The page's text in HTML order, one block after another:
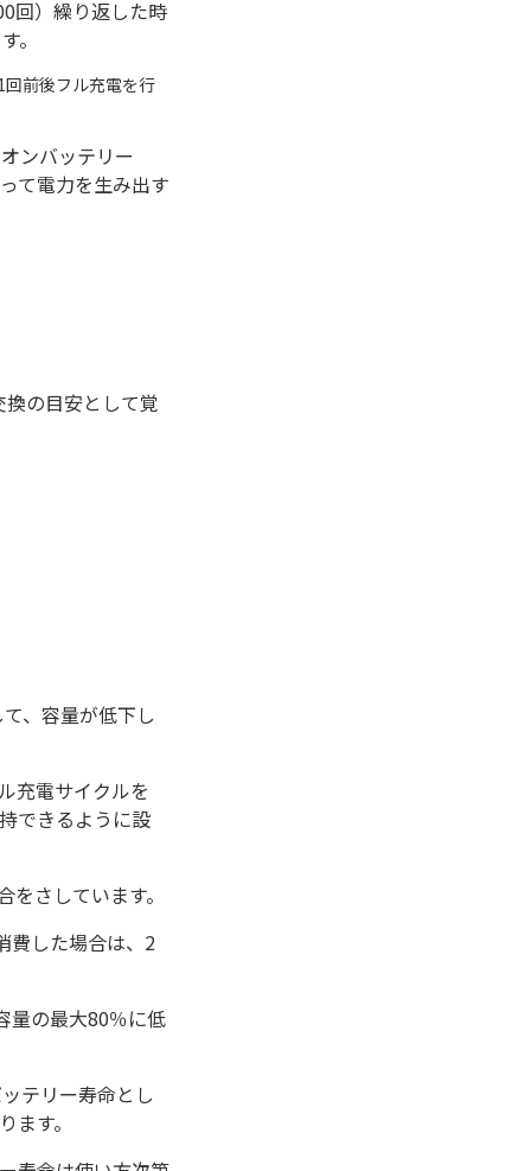
回）繰り返した時
。
前後フル充電を行
ンバッテリー
て電力を生み出す
の目安として覚
、容量が低下し
充電サイクルを
できるように設
さしています。
費した場合は、2
量の最大80％に低
テリー寿命とし
す。